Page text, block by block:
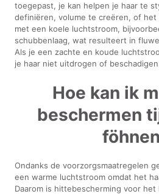
toegepast, je kan helpen je haar te
definiëren, volume te creëren, of het
met een koele luchtstroom,
schubbenlaag, wat resulteert in
Als je een zachte en koude
je haar niet uitdrogen of
Hoe kan ik
beschermen
Ondanks de voorzorgsmaatregelen
een warme luchtstroom omdat het
Daarom is hittebescherming voor het